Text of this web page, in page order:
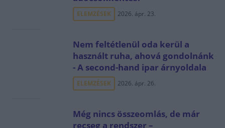
ELEMZÉSEK 2026. ápr. 23.
Nem feltétlenül oda kerül a
használt ruha, ahová gondolnánk
- A second-hand ipar árnyoldala
ELEMZÉSEK 2026. ápr. 26.
Még nincs összeomlás, de már
recseg a rendszer –